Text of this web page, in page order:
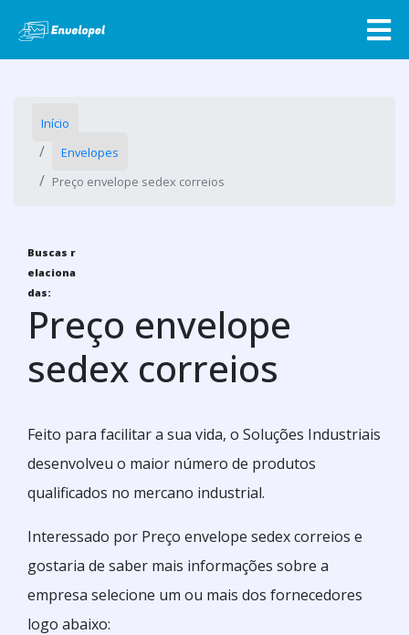
Início
Envelopes
Preço envelope sedex correios
Buscas r
elaciona
das:
Preço envelope
sedex correios
Feito para facilitar a sua vida, o Soluções Industriais
desenvolveu o maior número de produtos
qualificados no mercano industrial.
Interessado por Preço envelope sedex correios e
gostaria de saber mais informações sobre a
empresa selecione um ou mais dos fornecedores
logo abaixo: